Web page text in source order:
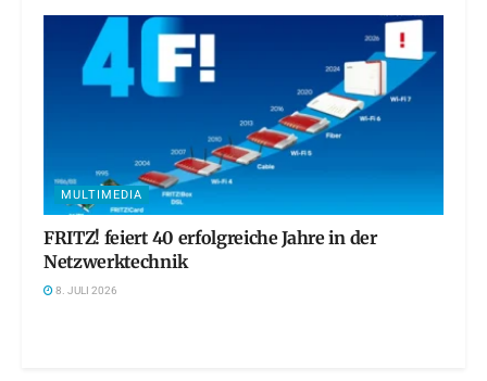
MULTIMEDIA
FRITZ! feiert 40 erfolgreiche Jahre in der
Netzwerktechnik
8. JULI 2026